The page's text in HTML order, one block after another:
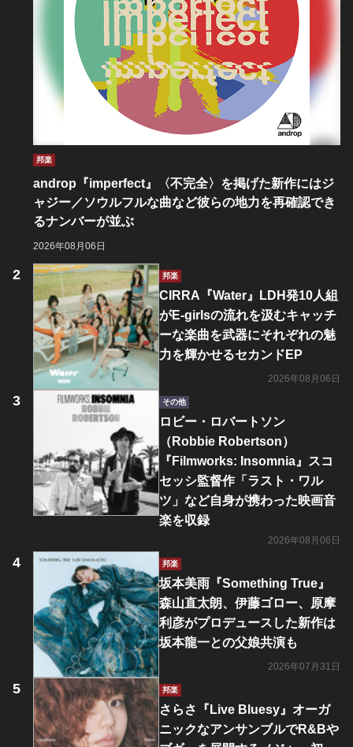
邦楽
androp『imperfect』〈不完全〉を掲げた新作にはジ
ャジー／ソウルフルな曲など彼らの地力を再確認でき
るナンバーが並ぶ
2026年08月06日
邦楽
CIRRA『Water』LDH発10人組
がE-girlsの流れを汲むキャッチ
ーな楽曲を武器にそれぞれの魅
力を輝かせるセカンドEP
2026年08月06日
その他
ロビー・ロバートソン
（Robbie Robertson）
『Filmworks: Insomnia』スコ
セッシ監督作「ラスト・ワル
ツ」など自身が携わった映画音
楽を収録
2026年08月06日
邦楽
坂本美雨『Something True』
森山直太朗、伊藤ゴロー、原摩
利彦がプロデュースした新作は
坂本龍一との父娘共演も
2026年07月31日
邦楽
さらさ『Live Bluesy』オーガ
ニックなアンサンブルでR&Bや